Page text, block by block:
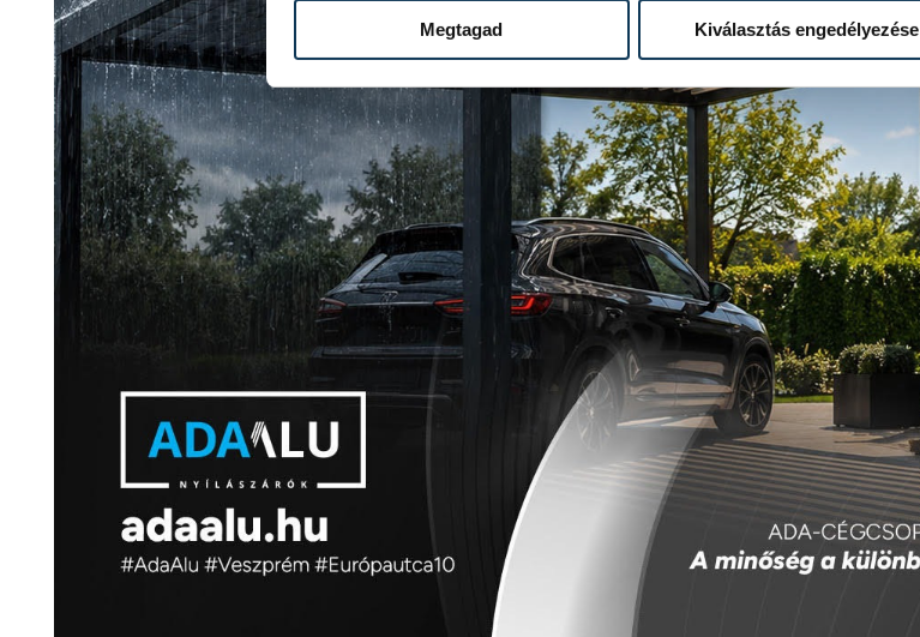
Megtagad Kiválasztás engedélyezése